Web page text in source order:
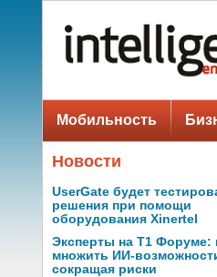
Мобильность
Новости
UserGate будет
решения при помощи
оборудования Xinertel
Эксперты на Т1 Форуме:
множить ИИ-
сокращая риски